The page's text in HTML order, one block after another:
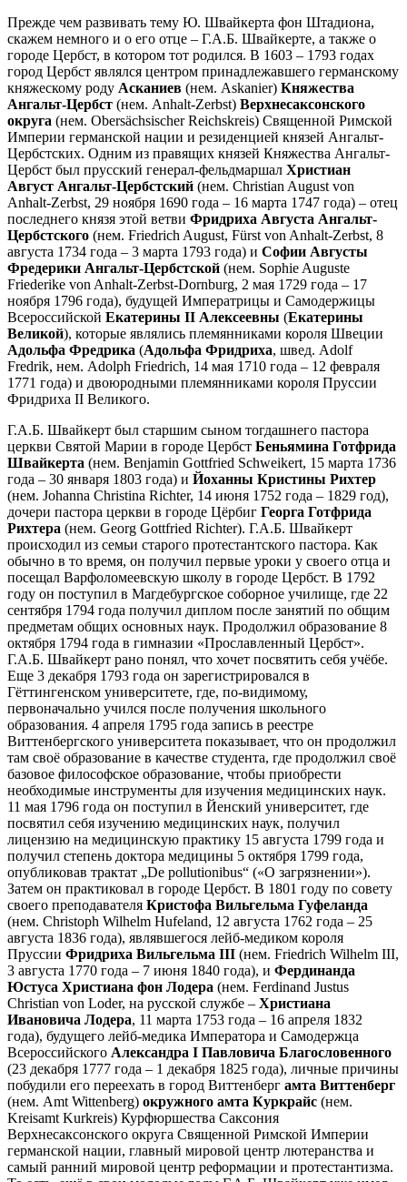
Прежде чем развивать тему Ю. Швайкерта фон Штадиона,
скажем немного и о его отце – Г.А.Б. Швайкерте, а также о
городе Цербст, в котором тот родился. В 1603 – 1793 годах
город Цербст являлся центром принадлежавшего германскому
княжескому роду Асканиев (нем. Askanier) Княжества
Ангальт-Цербст (нем. Anhalt-Zerbst) Верхнесаксонского
округа (нем. Obersächsischer Reichskreis) Священной Римской
Империи германской нации и резиденцией князей Ангальт-
Цербстских. Одним из правящих князей Княжества Ангальт-
Цербст был прусский генерал-фельдмаршал Христиан
Август Ангальт-Цербстский (нем. Christian August von
Anhalt-Zerbst, 29 ноября 1690 года – 16 марта 1747 года) – отец
последнего князя этой ветви Фридриха Августа Ангальт-
Цербстского (нем. Friedrich August, Fürst von Anhalt-Zerbst, 8
августа 1734 года – 3 марта 1793 года) и Софии Августы
Фредерики Ангальт-Цербстской (нем. Sophie Auguste
Friederike von Anhalt-Zerbst-Dornburg, 2 мая 1729 года – 17
ноября 1796 года), будущей Императрицы и Самодержицы
Всероссийской Екатерины II Алексеевны (Екатерины
Великой), которые являлись племянниками короля Швеции
Адольфа Фредрика (Адольфа Фридриха, швед. Adolf
Fredrik, нем. Adolph Friedrich, 14 мая 1710 года – 12 февраля
1771 года) и двоюродными племянниками короля Пруссии
Фридриха II Великого.
Г.А.Б. Швайкерт был старшим сыном тогдашнего пастора
церкви Святой Марии в городе Цербст Беньямина Готфрида
Швайкерта (нем. Benjamin Gottfried Schweikert, 15 марта 1736
года – 30 января 1803 года) и Йоханны Кристины Рихтер
(нем. Johanna Christina Richter, 14 июня 1752 года – 1829 год),
дочери пастора церкви в городе Цёрбиг Георга Готфрида
Рихтера (нем. Georg Gottfried Richter). Г.А.Б. Швайкерт
происходил из семьи старого протестантского пастора. Как
обычно в то время, он получил первые уроки у своего отца и
посещал Варфоломеевскую школу в городе Цербст. В 1792
году он поступил в Магдебургское соборное училище, где 22
сентября 1794 года получил диплом после занятий по общим
предметам общих основных наук. Продолжил образование 8
октября 1794 года в гимназии «Прославленный Цербст».
Г.А.Б. Швайкерт рано понял, что хочет посвятить себя учёбе.
Еще 3 декабря 1793 года он зарегистрировался в
Гёттингенском университете, где, по-видимому,
первоначально учился после получения школьного
образования. 4 апреля 1795 года запись в реестре
Виттенбергского университета показывает, что он продолжил
там своё образование в качестве студента, где продолжил своё
базовое философское образование, чтобы приобрести
необходимые инструменты для изучения медицинских наук.
11 мая 1796 года он поступил в Йенский университет, где
посвятил себя изучению медицинских наук, получил
лицензию на медицинскую практику 15 августа 1799 года и
получил степень доктора медицины 5 октября 1799 года,
опубликовав трактат „De pollutionibus“ («О загрязнении»).
Затем он практиковал в городе Цербст. В 1801 году по совету
своего преподавателя Кристофа Вильгельма Гуфеланда
(нем. Christoph Wilhelm Hufeland, 12 августа 1762 года – 25
августа 1836 года), являвшегося лейб-медиком короля
Пруссии Фридриха Вильгельма III (нем. Friedrich Wilhelm III,
3 августа 1770 года – 7 июня 1840 года), и Фердинанда
Юстуса Христиана фон Лодера (нем. Ferdinand Justus
Christian von Loder, на русской службе – Христиана
Ивановича Лодера, 11 марта 1753 года – 16 апреля 1832
года), будущего лейб-медика Императора и Самодержца
Всероссийского Александра I Павловича Благословенного
(23 декабря 1777 года – 1 декабря 1825 года), личные причины
побудили его переехать в город Виттенберг амта Виттенберг
(нем. Amt Wittenberg) окружного амта Куркрайс (нем.
Kreisamt Kurkreis) Курфюршества Саксония
Верхнесаксонского округа Священной Римской Империи
германской нации, главный мировой центр лютеранства и
самый ранний мировой центр реформации и протестантизма.